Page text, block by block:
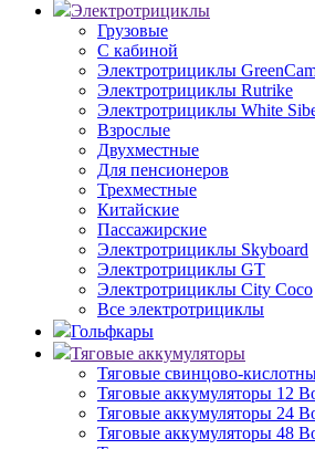
Электротрициклы
Грузовые
С кабиной
Электротрициклы
Электротрициклы Rutrike
Электротрициклы White
Взрослые
Двухместные
Для пенсионеров
Трехместные
Китайские
Пассажирские
Электротрициклы Skyboard
Электротрициклы GT
Электротрициклы City Coco
Все электротрициклы
Гольфкары
Тяговые аккумуляторы
Тяговые свинцово-
Тяговые аккумуляторы 12
Тяговые аккумуляторы 24
Тяговые аккумуляторы 48